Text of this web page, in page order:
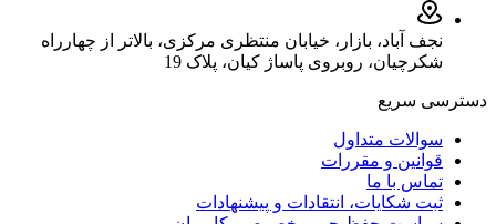
نجف آباد، بازار، خیابان منتظری مرکزی، بالاتر از چهارراه
شکرچیان، روبروی پاساژ کیان، پلاک 19
دسترسی سریع
سوالات متداول
قوانین و مقررات
تماس با ما
ثبت شکایات، انتقادات و پیشنهادات